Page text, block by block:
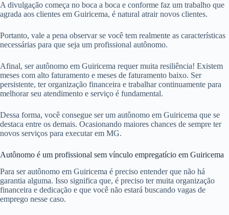
A divulgação começa no boca a boca e conforme faz um trabalho que
agrada aos clientes em Guiricema, é natural atrair novos clientes.
Portanto, vale a pena observar se você tem realmente as características
necessárias para que seja um profissional autônomo.
Afinal, ser autônomo em Guiricema requer muita resiliência! Existem
meses com alto faturamento e meses de faturamento baixo. Ser
persistente, ter organização financeira e trabalhar continuamente para
melhorar seu atendimento e serviço é fundamental.
Dessa forma, você consegue ser um autônomo em Guiricema que se
destaca entre os demais. Ocasionando maiores chances de sempre ter
novos serviços para executar em MG.
Autônomo é um profissional sem vínculo empregatício em Guiricema
Para ser autônomo em Guiricema é preciso entender que não há
garantia alguma. Isso significa que, é preciso ter muita organização
financeira e dedicação e que você não estará buscando vagas de
emprego nesse caso.